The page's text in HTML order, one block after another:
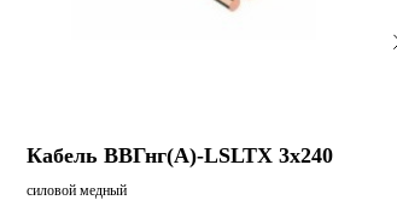
Кабель ВВГнг(А)-LSLTХ 3х240
силовой медный